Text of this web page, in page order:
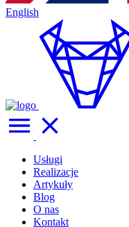
English
Usługi
Realizacje
Artykuły
Blog
O nas
Kontakt